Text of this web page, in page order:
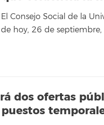
El Consejo Social de la
de hoy, 26 de septiembre,
dos ofertas